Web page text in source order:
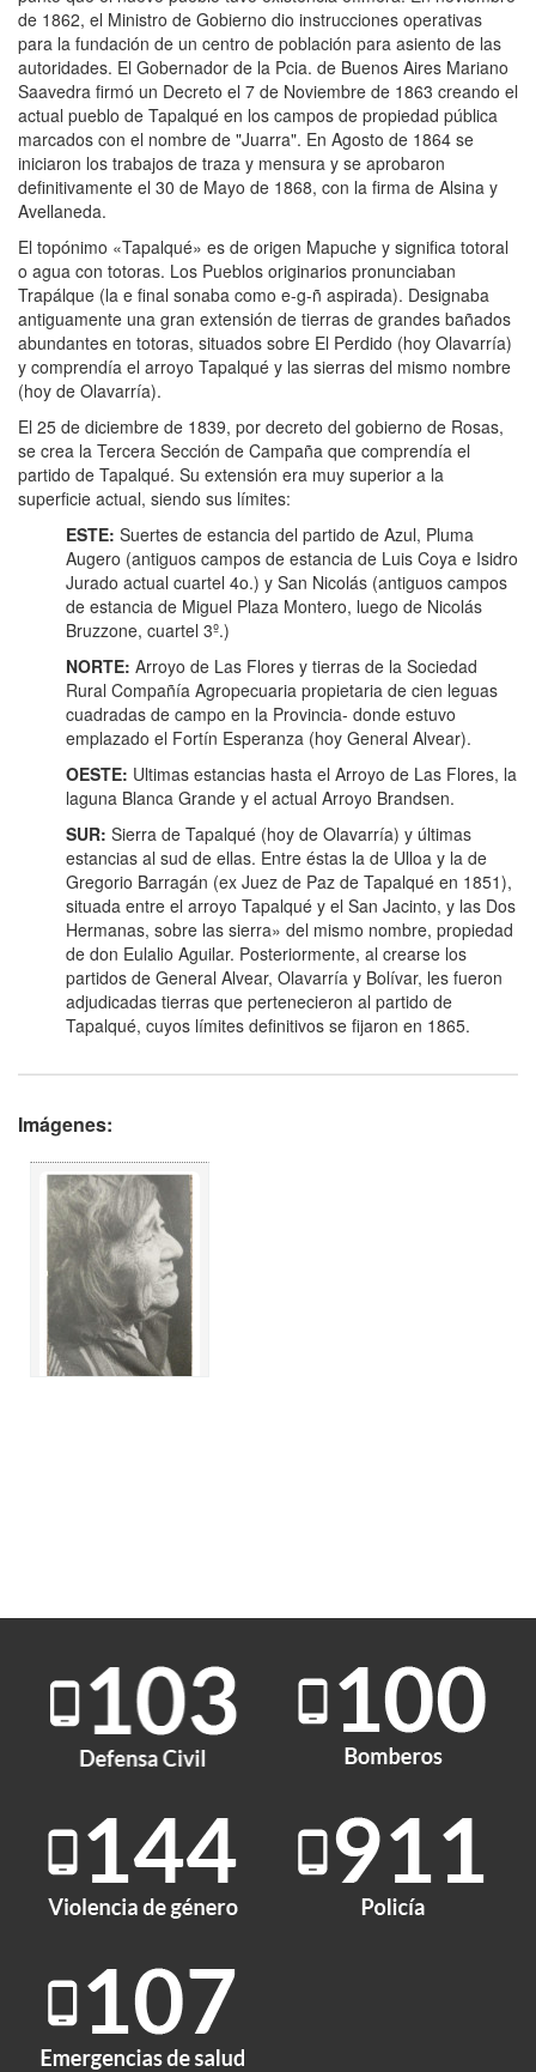
de 1862, el Ministro de Gobierno dio instrucciones operativas
para la fundación de un centro de población para asiento de las
autoridades. El Gobernador de la Pcia. de Buenos Aires Mariano
Saavedra firmó un Decreto el 7 de Noviembre de 1863 creando el
actual pueblo de Tapalqué en los campos de propiedad pública
marcados con el nombre de "Juarra". En Agosto de 1864 se
iniciaron los trabajos de traza y mensura y se aprobaron
definitivamente el 30 de Mayo de 1868, con la firma de Alsina y
Avellaneda.
El topónimo «Tapalqué» es de origen Mapuche y significa totoral
o agua con totoras. Los Pueblos originarios pronunciaban
Trapálque (la e final sonaba como e-g-ñ aspirada). Designaba
antiguamente una gran extensión de tierras de grandes bañados
abundantes en totoras, situados sobre El Perdido (hoy Olavarría)
y comprendía el arroyo Tapalqué y las sierras del mismo nombre
(hoy de Olavarría).
El 25 de diciembre de 1839, por decreto del gobierno de Rosas,
se crea la Tercera Sección de Campaña que comprendía el
partido de Tapalqué. Su extensión era muy superior a la
superficie actual, siendo sus límites:
ESTE: Suertes de estancia del partido de Azul, Pluma
Augero (antiguos campos de estancia de Luis Coya e Isidro
Jurado actual cuartel 4o.) y San Nicolás (antiguos campos
de estancia de Miguel Plaza Montero, luego de Nicolás
Bruzzone, cuartel 3º.)
NORTE: Arroyo de Las Flores y tierras de la Sociedad
Rural Compañía Agropecuaria propietaria de cien leguas
cuadradas de campo en la Provincia- donde estuvo
emplazado el Fortín Esperanza (hoy General Alvear).
OESTE: Ultimas estancias hasta el Arroyo de Las Flores, la
laguna Blanca Grande y el actual Arroyo Brandsen.
SUR: Sierra de Tapalqué (hoy de Olavarría) y últimas
estancias al sud de ellas. Entre éstas la de Ulloa y la de
Gregorio Barragán (ex Juez de Paz de Tapalqué en 1851),
situada entre el arroyo Tapalqué y el San Jacinto, y las Dos
Hermanas, sobre las sierra» del mismo nombre, propiedad
de don Eulalio Aguilar. Posteriormente, al crearse los
partidos de General Alvear, Olavarría y Bolívar, les fueron
adjudicadas tierras que pertenecieron al partido de
Tapalqué, cuyos límites definitivos se fijaron en 1865.
Imágenes: